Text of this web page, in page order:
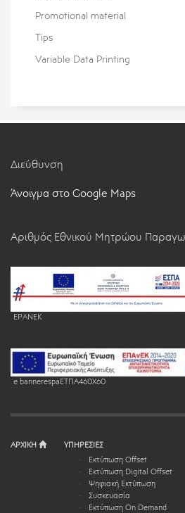
Promotional material
Tips
Variable Data Printing
Διεύθυνση
Άνοιγμα στο Google Maps
Αριθμός Εθνικού Μητρώου
EPANEK
e bannerespaEΤΠΑ460X60
ΑΡΧΙΚΗ
ΥΠΗΡΕΣΙΕΣ
Εκτύπωση Offset
Εκτύπωση Digital Offset
Ψηφιακή Εκτύπωση
Συσκευασία
Εκτύπωση On Demand